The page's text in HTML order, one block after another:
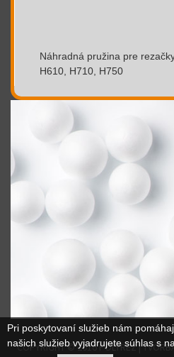
Náhradná pružina pre
H610, H710, H750
COPYRIGHT © 2016 POLYREZ |
Pri poskytovaní služieb nám
našich služieb vyjadrujete súhlas s